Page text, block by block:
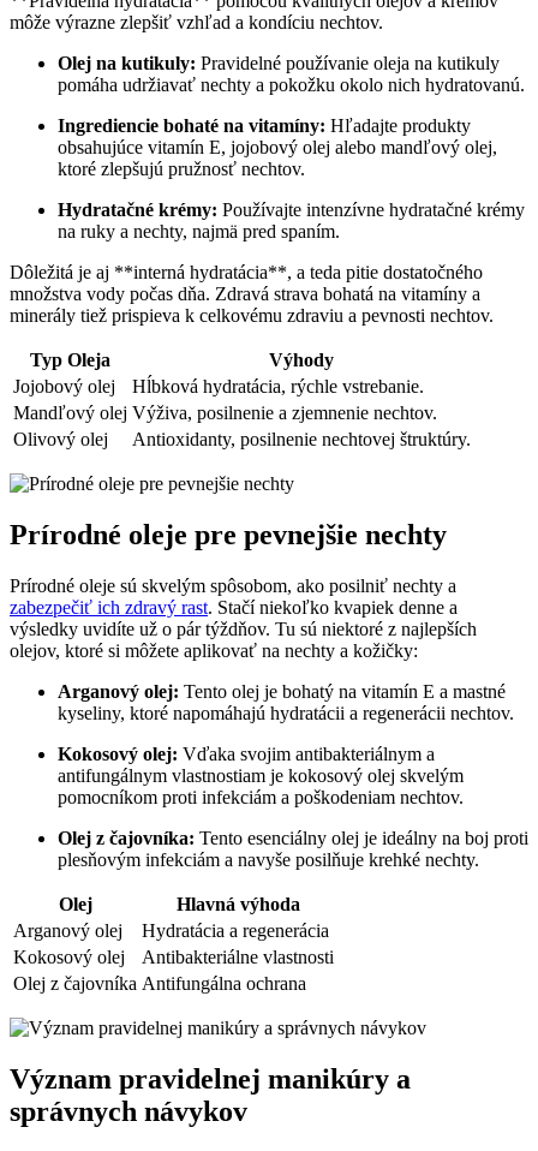
môže výrazne zlepšiť vzhľad a kondíciu nechtov.
Olej na kutikuly: Pravidelné používanie oleja na kutikuly
pomáha udržiavať nechty a pokožku okolo nich hydratovanú.
Ingrediencie bohaté na vitamíny: Hľadajte produkty
obsahujúce vitamín E, jojobový olej alebo mandľový olej,
ktoré zlepšujú pružnosť nechtov.
Hydratačné krémy: Používajte intenzívne hydratačné krémy
na ruky a nechty, najmä pred spaním.
Dôležitá je aj **interná hydratácia**, a teda pitie dostatočného
množstva vody počas dňa. Zdravá strava bohatá na vitamíny a
minerály tiež prispieva k celkovému zdraviu a pevnosti nechtov.
Typ Oleja
Výhody
Jojobový olej
Hĺbková hydratácia, rýchle vstrebanie.
Mandľový olej Výživa, posilnenie a zjemnenie nechtov.
Olivový olej
Antioxidanty, posilnenie nechtovej štruktúry.
Prírodné oleje pre pevnejšie nechty
Prírodné oleje sú skvelým spôsobom, ako posilniť nechty a
zabezpečiť ich zdravý rast. Stačí niekoľko kvapiek denne a
výsledky uvidíte už o pár týždňov. Tu sú niektoré z najlepších
olejov, ktoré si môžete aplikovať na nechty a kožičky:
Arganový olej: Tento olej je bohatý na vitamín E a mastné
kyseliny, ktoré napomáhajú hydratácii a regenerácii nechtov.
Kokosový olej: Vďaka svojim antibakteriálnym a
antifungálnym vlastnostiam je kokosový olej skvelým
pomocníkom proti infekciám a poškodeniam nechtov.
Olej z čajovníka: Tento esenciálny olej je ideálny na boj proti
plesňovým infekciám a navyše posilňuje krehké nechty.
Olej
Hlavná výhoda
Arganový olej
Hydratácia a regenerácia
Kokosový olej
Antibakteriálne vlastnosti
Olej z čajovníka Antifungálna ochrana
Význam pravidelnej manikúry a
správnych návykov